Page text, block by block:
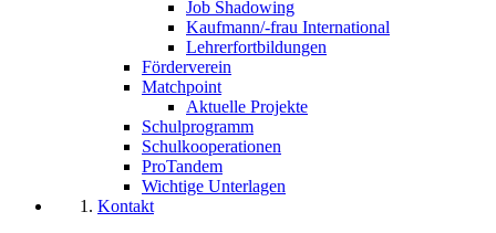
Job Shadowing
Kaufmann/-frau International
Lehrerfortbildungen
Förderverein
Matchpoint
Aktuelle Projekte
Schulprogramm
Schulkooperationen
ProTandem
Wichtige Unterlagen
Kontakt